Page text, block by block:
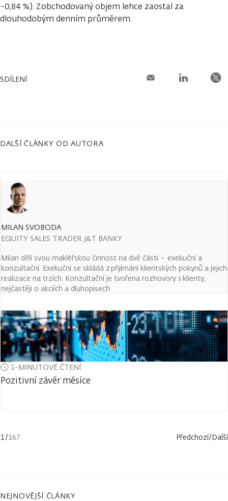
-0,84 %). Zobchodovaný objem lehce zaostal za
dlouhodobým denním průměrem.
SDÍLENÍ
DALŠÍ ČLÁNKY OD AUTORA
MILAN SVOBODA
EQUITY SALES TRADER J&T BANKY
Milan dělí svou makléřskou činnost na dvě části – exekuční a
konzultační. Exekuční se skládá z přijímání klientských pokynů a jejich
realizace na trzích. Konzultační je tvořena rozhovory s klienty,
nejčastěji o akciích a dluhopisech.
1-MINUTOVÉ ČTENÍ
Pozitivní závěr měsíce
1/167 Předchozí/Další
NEJNOVĚJŠÍ ČLÁNKY